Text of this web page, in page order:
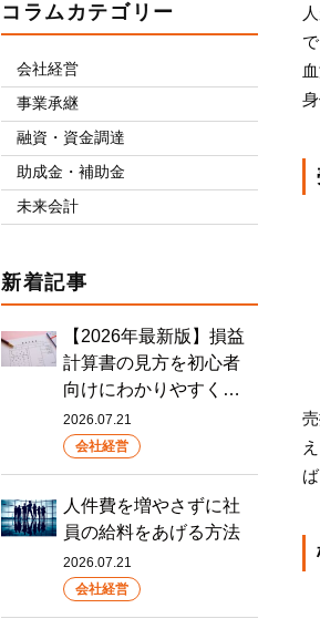
コラムカテゴリー
会社経営
事業承継
融資・資金調達
助成金・補助金
未来会計
新着記事
【2026年最新版】損益
計算書の見方を初心者
向けにわかりやすく…
2026.07.21
会社経営
人件費を増やさずに社
員の給料をあげる方法
2026.07.21
会社経営